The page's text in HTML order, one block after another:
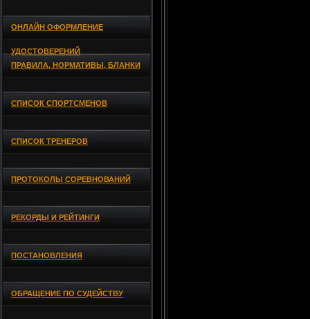
ОНЛАЙН ОФОРМЛЕНИЕ
УДОСТОВЕРЕНИЙ
ПРАВИЛА, НОРМАТИВЫ, БЛАНКИ
СПИСОК СПОРТСМЕНОВ
СПИСОК ТРЕНЕРОВ
ПРОТОКОЛЫ СОРЕВНОВАНИЙ
РЕКОРДЫ И РЕЙТИНГИ
ПОСТАНОВЛЕНИЯ
ОБРАЩЕНИЕ ПО СУДЕЙСТВУ